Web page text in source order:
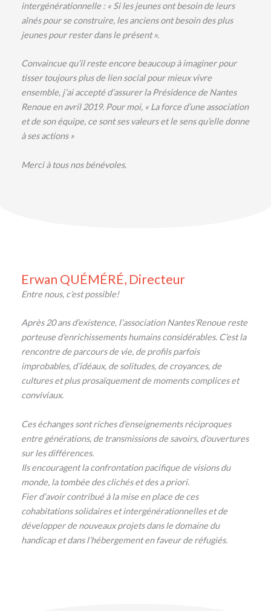
intergénérationnelle : « Si les jeunes ont besoin de leurs
aînés pour se construire, les anciens ont besoin des plus
jeunes pour rester dans le présent ».
Convaincue qu’il reste encore beaucoup à imaginer pour
tisser toujours plus de lien social pour mieux vivre
ensemble, j’ai accepté d’assurer la Présidence de Nantes
Renoue en avril 2019. Pour moi, « La force d’une association
et de son équipe, ce sont ses valeurs et le sens qu’elle donne
à ses actions »
Merci à tous nos bénévoles.
Erwan QUÉMÉRÉ, Directeur
Entre nous, c’est possible!
Après 20 ans d’existence, l’association Nantes’Renoue reste
porteuse d’enrichissements humains considérables. C’est la
rencontre de parcours de vie, de profils parfois
improbables, d’idéaux, de solitudes, de croyances, de
cultures et plus prosaïquement de moments complices et
conviviaux.
Ces échanges sont riches d’enseignements réciproques
entre générations, de transmissions de savoirs, d’ouvertures
sur les différences.
Ils encouragent la confrontation pacifique de visions du
monde, la tombée des clichés et des a priori.
Fier d’avoir contribué à la mise en place de ces
cohabitations solidaires et intergénérationnelles et de
développer de nouveaux projets dans le domaine du
handicap et dans l’hébergement en faveur de réfugiés.